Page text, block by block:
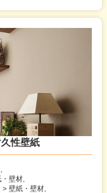
性壁紙
壁材,
壁紙・壁材,